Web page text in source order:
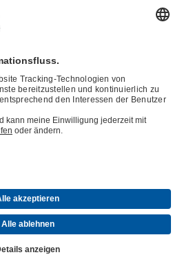
mit geradem Oberteil, mit einteiligem
Drosselkegel, weichdichtender
Stellungsanzeige,
Details